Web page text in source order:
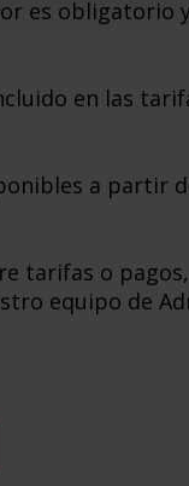
es obligatorio
en las
a partir
tarifas o
equipo de